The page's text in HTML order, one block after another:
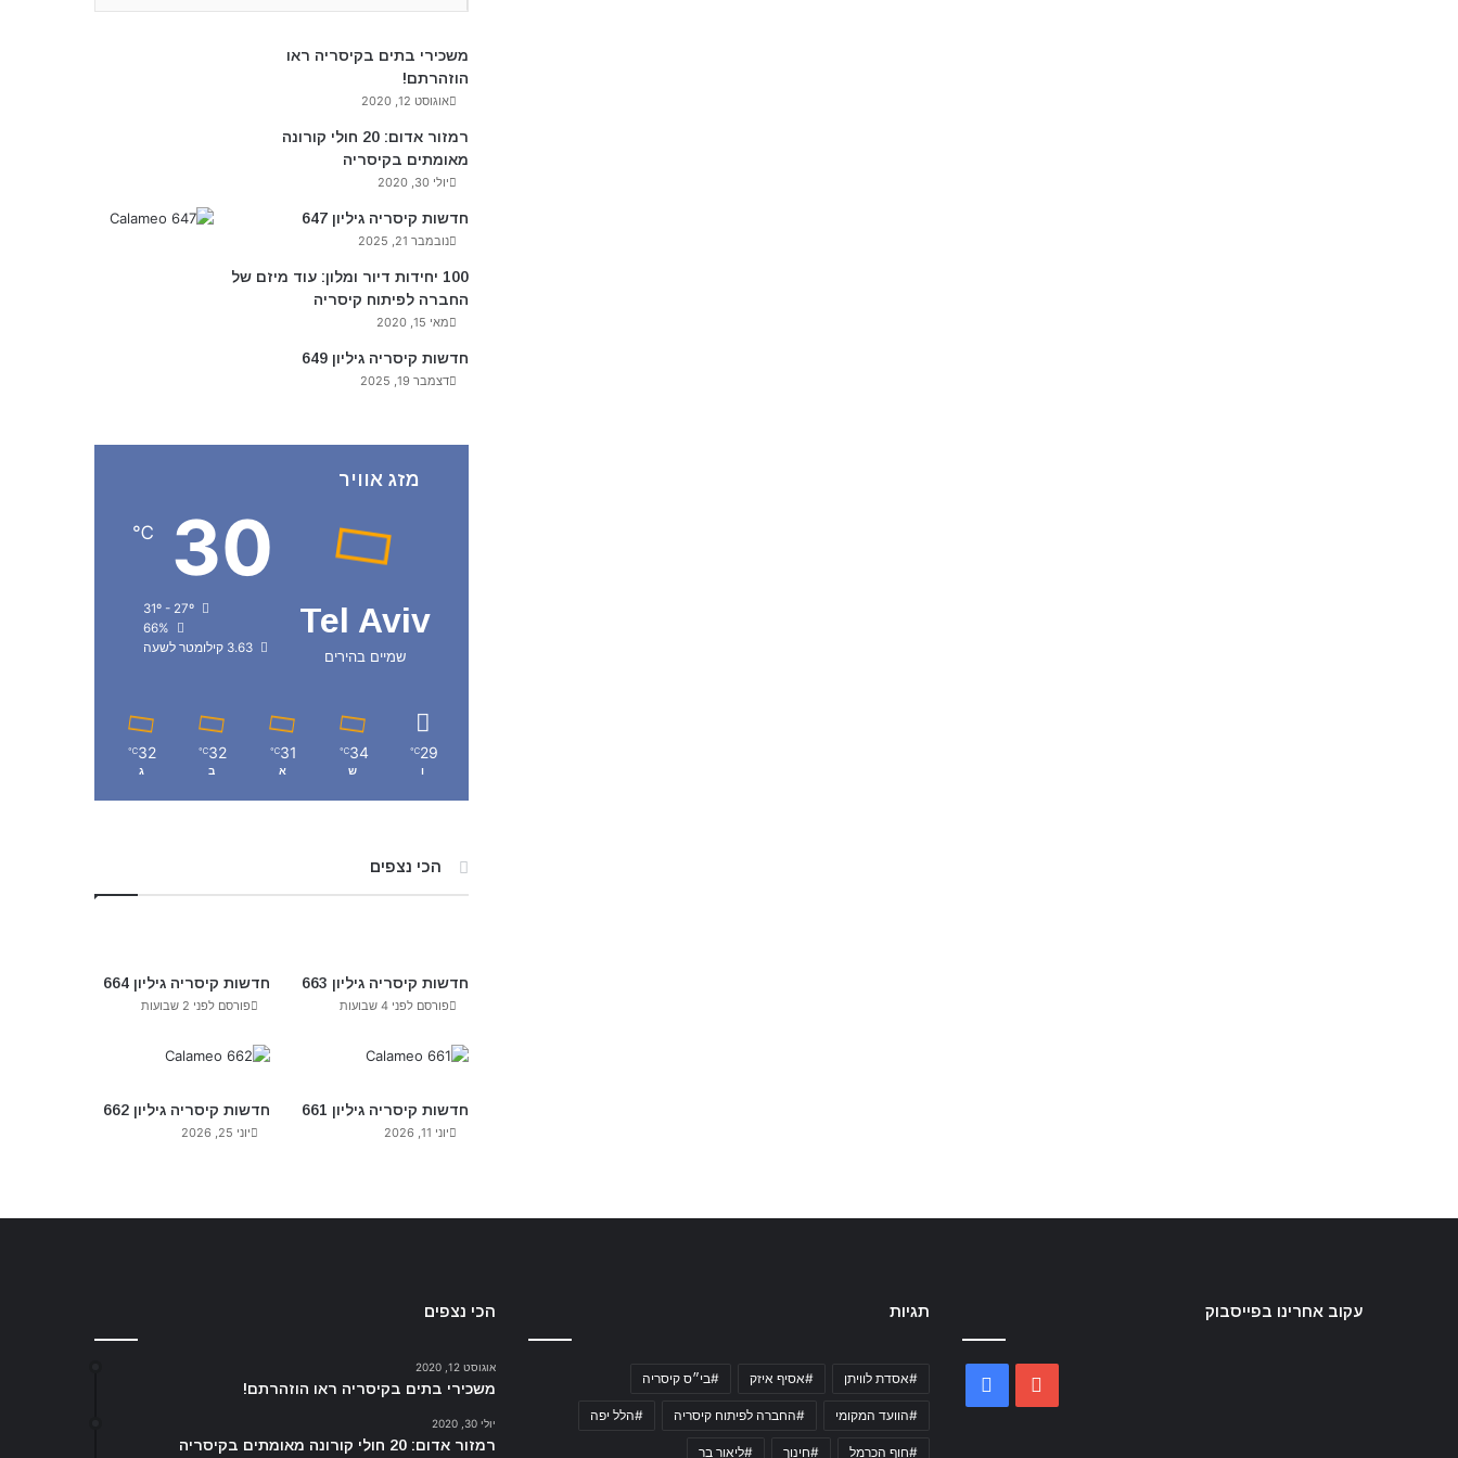
משכירי בתים בקיסריה ראו
הוזהרתם!
אוגוסט 12, 2020
רמזור אדום: 20 חולי קורונה
מאומתים בקיסריה
יולי 30, 2020
חדשות קיסריה גיליון 647
נובמבר 21, 2025
100 יחידות דיור ומלון: עוד מיזם של
החברה לפיתוח קיסריה
מאי 15, 2020
חדשות קיסריה גיליון 649
דצמבר 19, 2025
מזג אוויר
Tel Aviv
שמיים בהירים
30
℃
31º - 27º
66%
3.63 קילומטר לשעה
29
℃
ו
34
℃
ש
31
℃
א
32
℃
ב
32
℃
ג
הכי נצפים
חדשות קיסריה גיליון 664
פורסם לפני 2 שבועות
חדשות קיסריה גיליון 663
פורסם לפני 4 שבועות
חדשות קיסריה גיליון 662
יוני 25, 2026
חדשות קיסריה גיליון 661
יוני 11, 2026
הכי נצפים
אוגוסט 12, 2020
משכירי בתים בקיסריה ראו הוזהרתם!
יולי 30, 2020
רמזור אדום: 20 חולי קורונה מאומתים בקיסריה
תגיות
#אסדת לוויתן #אסיף איזק #בי״ס קיסריה
#הוועד המקומי #החברה לפיתוח קיסריה #הלל יפה
#חוף הכרמל #חינוך #ליאור בר
עקוב אחרינו בפייסבוק
FacebookYouTube